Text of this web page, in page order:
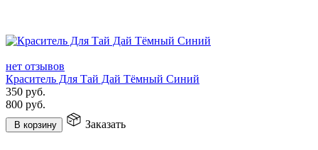
нет отзывов
Краситель Для Тай Дай Тёмный Синий
350 руб.
800 руб.
В корзину Заказать